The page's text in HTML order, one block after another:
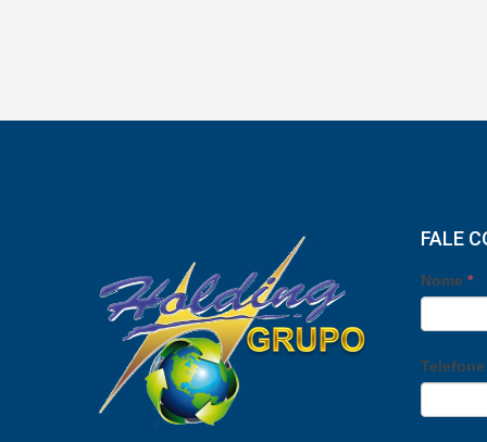
FALE
Nome *
Telefone